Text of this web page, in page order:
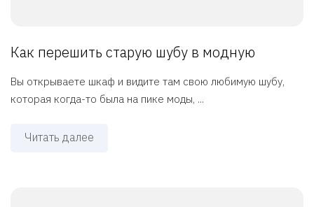
Как перешить старую шубу в модную
Вы открываете шкаф и видите там свою любимую шубу,
которая когда-то была на пике моды, ...
Читать далее